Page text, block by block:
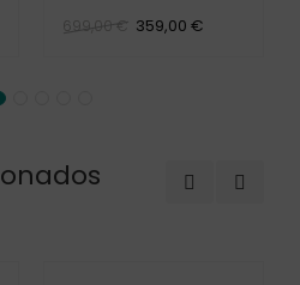
699,00 € 359,00 €